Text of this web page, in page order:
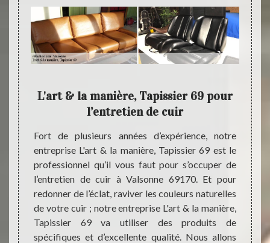
de
en
69
la
& la
L'art & la manière, Tapissier 69 pour
l’entretien de cuir
Fort de plusieurs années d’expérience, notre
entreprise L'art & la manière, Tapissier 69 est le
professionnel qu’il vous faut pour s’occuper de
l’entretien de cuir à Valsonne 69170. Et pour
redonner de l’éclat, raviver les couleurs naturelles
de votre cuir ; notre entreprise L'art & la manière,
Tapissier 69 va utiliser des produits de
spécifiques et d’excellente qualité. Nous allons
Le
pour
à